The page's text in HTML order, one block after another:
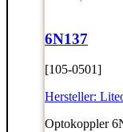
6N137
[105-0501]
Hersteller:
Optokoppler